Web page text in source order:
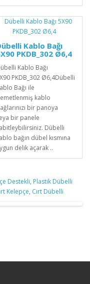
Kablo Bağı
PKDB_302 Ø6,4
Kablo Bağı
PKDB_302 Ø6,4Dübelli
Bağı ile
kablo
bir panoya
bir panele
Dübelli
bağın dübel kısmına
delik açarak ..
Destekli, Plastik Dübelli
Kelepçe, Cırt Dübelli